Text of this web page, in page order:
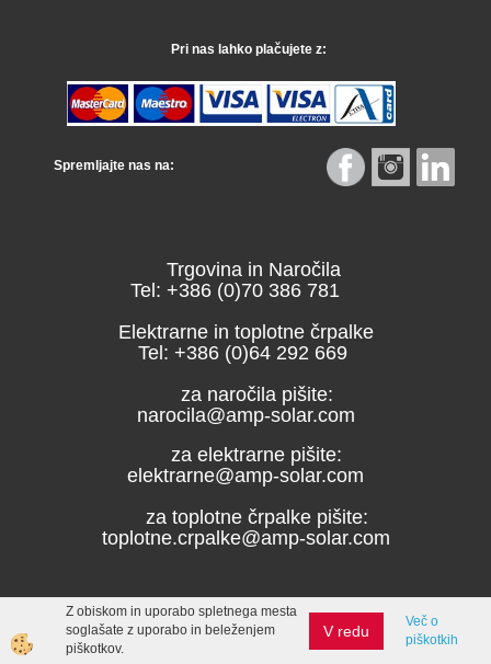
Pri nas lahko plačujete z:
Spremljajte nas na:
Trgovina in Naročila
Tel: +386 (0)70 386 781
Elektrarne in toplotne črpalke
Tel: +386 (0)64 292 669
za naročila pišite:
narocila@amp-solar.com
za elektrarne pišite:
elektrarne@amp-solar.com
za toplotne črpalke pišite:
toplotne.crpalke@amp-solar.com
Izdelava spletne trgovine
Z obiskom in uporabo spletnega mesta
soglašate z uporabo in beleženjem
piškotkov.
V redu
Več o
piškotkih